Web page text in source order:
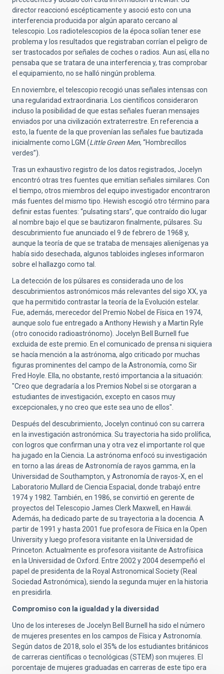
director reaccionó escépticamente y asoció esto con una
interferencia producida por algún aparato cercano al
telescopio. Los radiotelescopios de la época solían tener ese
problema y los resultados que registraban corrían el peligro de
ser trastocados por señales de coches o radios. Aun así, ella no
pensaba que se tratara de una interferencia y, tras comprobar
el equipamiento, no se halló ningún problema.
En noviembre, el telescopio recogió unas señales intensas con
una regularidad extraordinaria. Los científicos consideraron
incluso la posibilidad de que estas señales fueran mensajes
enviados por una civilización extraterrestre. En referencia a
esto, la fuente de la que provenían las señales fue bautizada
inicialmente como LGM (Little Green Men, “Hombrecillos
verdes”).
Tras un exhaustivo registro de los datos registrados, Jocelyn
encontró otras tres fuentes que emitían señales similares. Con
el tiempo, otros miembros del equipo investigador encontraron
más fuentes del mismo tipo. Hewish escogió otro término para
definir estas fuentes: “pulsating stars”, que contraído dio lugar
al nombre bajo el que se bautizaron finalmente, púlsares. Su
descubrimiento fue anunciado el 9 de febrero de 1968 y,
aunque la teoría de que se trataba de mensajes alienígenas ya
había sido desechada, algunos tabloides ingleses informaron
sobre el hallazgo como tal.
La detección de los púlsares es considerada uno de los
descubrimientos astronómicos más relevantes del sigo XX, ya
que ha permitido contrastar la teoría de la Evolución estelar.
Fue, además, merecedor del Premio Nobel de Física en 1974,
aunque solo fue entregado a Anthony Hewish y a Martin Ryle
(otro conocido radioastrónomo). Jocelyn Bell Burnell fue
excluida de este premio. En el comunicado de prensa ni siquiera
se hacía mención a la astrónoma, algo criticado por muchas
figuras prominentes del campo de la Astronomía, como Sir
Fred Hoyle. Ella, no obstante, restó importancia a la situación:
"Creo que degradaría a los Premios Nobel si se otorgaran a
estudiantes de investigación, excepto en casos muy
excepcionales, y no creo que este sea uno de ellos".
Después del descubrimiento, Jocelyn continuó con su carrera
en la investigación astronómica. Su trayectoria ha sido prolífica,
con logros que confirman una y otra vez el importante rol que
ha jugado en la Ciencia. La astrónoma enfocó su investigación
en torno a las áreas de Astronomía de rayos gamma, en la
Universidad de Southampton, y Astronomía de rayos-X, en el
Laboratorio Mullard de Ciencia Espacial, donde trabajó entre
1974 y 1982. También, en 1986, se convirtió en gerente de
proyectos del Telescopio James Clerk Maxwell, en Hawái.
Además, ha dedicado parte de su trayectoria a la docencia. A
partir de 1991 y hasta 2001 fue profesora de Física en la Open
University y luego profesora visitante en la Universidad de
Princeton. Actualmente es profesora visitante de Astrofísica
en la Universidad de Oxford. Entre 2002 y 2004 desempeñó el
papel de presidenta de la Royal Astronomical Society (Real
Sociedad Astronómica), siendo la segunda mujer en la historia
en presidirla.
Compromiso con la igualdad y la diversidad
Uno de los intereses de Jocelyn Bell Burnell ha sido el número
de mujeres presentes en los campos de Física y Astronomía.
Según datos de 2018, solo el 35% de los estudiantes británicos
de carreras científicas o tecnológicas (STEM) son mujeres. El
porcentaje de mujeres graduadas en carreras de este tipo era